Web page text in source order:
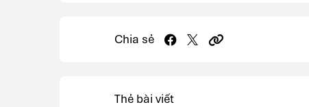
Chia sẻ
Thẻ bài viết